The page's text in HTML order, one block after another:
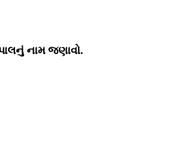
નામ જણાવો.